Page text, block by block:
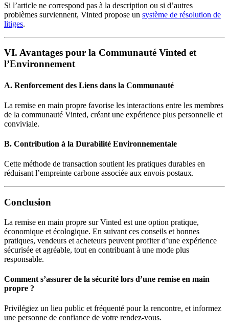
Si l’article ne correspond pas à la description ou si d’autres
problèmes surviennent, Vinted propose un système de résolution de
litiges.
VI. Avantages pour la Communauté Vinted et
l’Environnement
A. Renforcement des Liens dans la Communauté
La remise en main propre favorise les interactions entre les membres
de la communauté Vinted, créant une expérience plus personnelle et
conviviale.
B. Contribution à la Durabilité Environnementale
Cette méthode de transaction soutient les pratiques durables en
réduisant l’empreinte carbone associée aux envois postaux.
Conclusion
La remise en main propre sur Vinted est une option pratique,
économique et écologique. En suivant ces conseils et bonnes
pratiques, vendeurs et acheteurs peuvent profiter d’une expérience
sécurisée et agréable, tout en contribuant à une mode plus
responsable.
Comment s’assurer de la sécurité lors d’une remise en main
propre ?
Privilégiez un lieu public et fréquenté pour la rencontre, et informez
une personne de confiance de votre rendez-vous.